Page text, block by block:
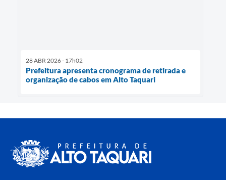
28 ABR 2026 - 17h02
Prefeitura apresenta cronograma de retirada e
organização de cabos em Alto Taquari